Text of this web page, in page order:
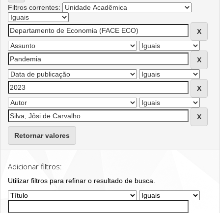
Filtros correntes:
Retornar valores
Adicionar filtros:
Utilizar filtros para refinar o resultado de busca.